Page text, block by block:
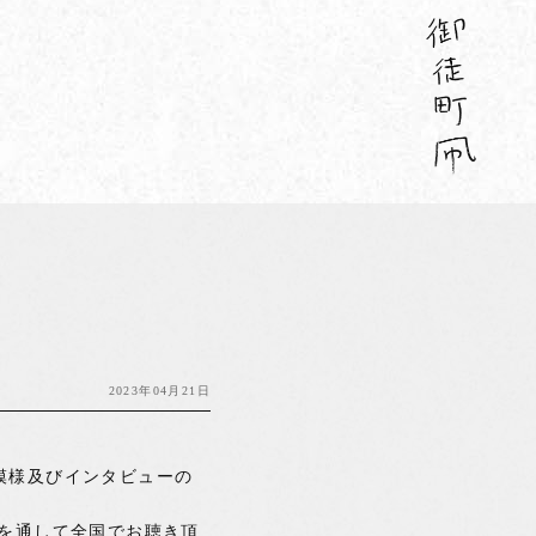
2023年04月21日
及びインタビューの
通して全国でお聴き頂